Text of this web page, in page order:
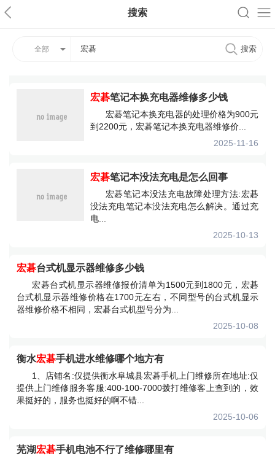
搜索
全部
宏碁笔记本换充电器维修多少钱
宏碁笔记本换充电器的处理价格为900元
到2200元，宏碁笔记本换充电器维修价...
2025-11-16
宏碁笔记本没法充电是怎么回事
宏碁笔记本没法充电故障处理方法:宏碁
没法充电笔记本没法充电怎么解决。通过充
电...
2025-10-13
宏碁台式机显示器维修多少钱
宏碁台式机显示器维修报价清单为1500元到1800元，宏碁
台式机显示器维修价格在1700元左右，不同型号的台式机显示
器维修价格不相同，宏碁台式机型号分为...
2025-10-08
衡水宏碁手机进水维修哪个地方有
1、店铺名:仅提供衡水阜城县宏碁手机上门维修所在地址:仅
提供上门维修服务客服:400-100-7000拨打维修客上查到的，效
果挺好的，服务也挺好的啊不错...
2025-10-06
芜湖宏碁手机电池不行了维修哪里有